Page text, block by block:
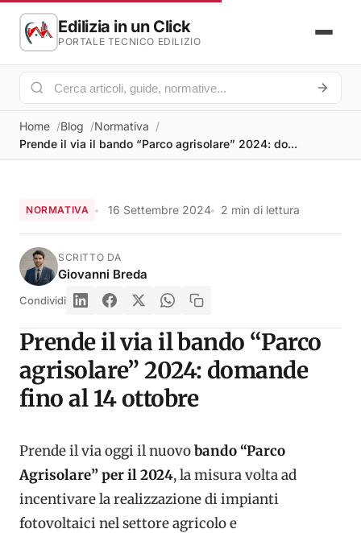
Edilizia in un Click
PORTALE TECNICO EDILIZIO
Home Blog
Normativa
Prende il via il bando “Parco agrisolare” 2024: do...
NORMATIVA 16 Settembre 2024 2 min di lettura
SCRITTO DA
Giovanni Breda
Condividi
Prende il via il bando “Parco
agrisolare” 2024: domande
fino al 14 ottobre
Prende il via oggi il nuovobando “Parco
Agrisolare” per il 2024, la misura volta ad
incentivare la realizzazione di impianti
fotovoltaici nel settore agricolo e